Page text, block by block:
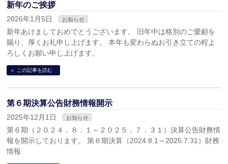
新年のご挨拶
2026年1月5日 お知らせ
新年あけましておめでとうございます。 旧年中は格別のご愛顧を
賜り、厚くお礼申し上げます。 本年も変わらぬお引き立ての程よ
ろしくお願い申し上げます。
この記事を読む
第６期決算公告財務情報開示
2025年12月1日 お知らせ
第６期（２０２４．８．１～２０２５．７．３１）決算公告財務情
報を開示しております。 第６期決算（2024.8.1～2025.7.31）財務
情報